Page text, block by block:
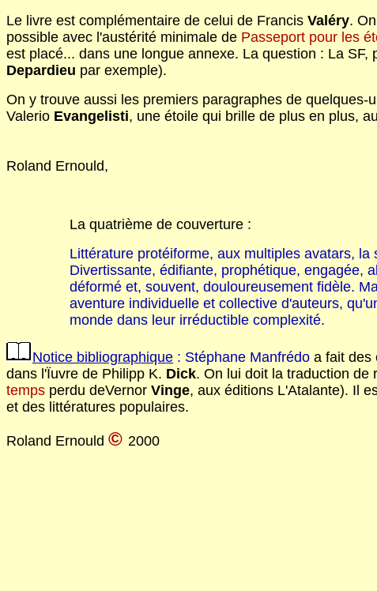
Le livre est complémentaire de celui de Francis Valéry.
possible avec l'austérité minimale de Passeport pour les
est placé... dans une longue annexe. La question : La
Depardieu par exemple).
On y trouve aussi les premiers paragraphes de
Valerio Evangelisti, une étoile qui brille de plus en plus,
Roland Ernould,
La quatrième de couverture :
Littérature protéiforme, aux multiples avatars,
Divertissante, édifiante, prophétique, engagée,
déformé et, souvent, douloureusement fidèle.
aventure individuelle et collective d'auteurs,
monde dans leur irréductible complexité.
Notice bibliographique : Stéphane Manfrédo a fait des
dans l'Ïuvre de Philipp K. Dick. On lui doit la traduction de
temps perdu deVernor Vinge, aux éditions L'Atalante). Il
et des littératures populaires.
Roland Ernould © 2000